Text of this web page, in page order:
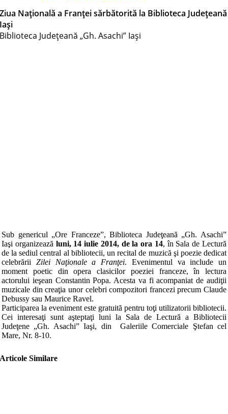
Ziua Naţională a Franţei sărbătorită la Biblioteca Judeţeană
Iaşi
Biblioteca Judeţeană „Gh. Asachi” Iaşi
Sub genericul „Ore Franceze”, Biblioteca Judeţeană „Gh. Asachi”
Iaşi organizează luni, 14 iulie 2014, de la ora 14, în Sala de Lectură
de la sediul central al bibliotecii, un recital de muzică şi poezie dedicat
celebrării Zilei Naţionale a Franţei. Evenimentul va include un
moment poetic din opera clasicilor poeziei franceze, în lectura
actorului ieşean Constantin Popa. Acesta va fi acompaniat de audiţii
muzicale din creaţia unor celebri compozitori francezi precum Claude
Debussy sau Maurice Ravel.
Participarea la eveniment este gratuită pentru toţi utilizatorii bibliotecii.
Cei interesaţi sunt aşteptaţi luni la Sala de Lectură a Bibliotecii
Judeţene „Gh. Asachi” Iaşi, din Galeriile Comerciale Ştefan cel
Mare, Nr. 8-10.
Articole Similare